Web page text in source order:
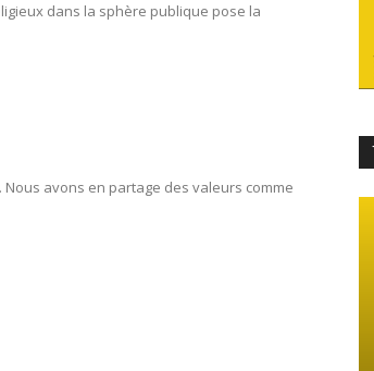
dans la sphère publique pose la
avons en partage des valeurs comme